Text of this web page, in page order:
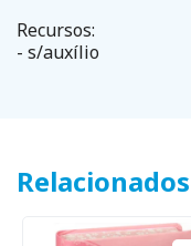
Recursos:
- s/auxílio
Relacionados